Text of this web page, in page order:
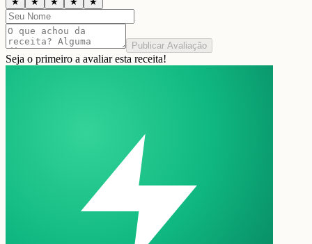
Publicar Avaliação
Seja o primeiro a avaliar esta receita!